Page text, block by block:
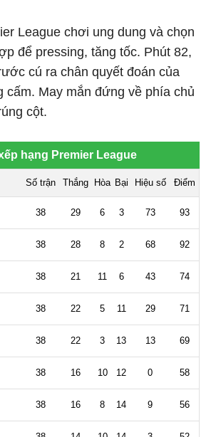
League chơi ung dung và chọn
để pressing, tăng tốc. Phút 82,
cú ra chân quyết đoán của
cấm. May mắn đứng về phía chủ
cột.